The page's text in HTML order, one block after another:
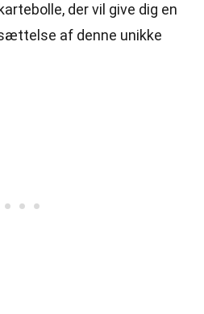
der vil give dig en
af denne unikke